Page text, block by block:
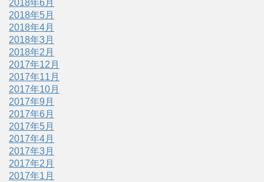
2018年6月
2018年5月
2018年4月
2018年3月
2018年2月
2017年12月
2017年11月
2017年10月
2017年9月
2017年6月
2017年5月
2017年4月
2017年3月
2017年2月
2017年1月